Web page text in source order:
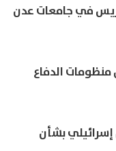
في جامعات عدن
الدفاع
بشأن